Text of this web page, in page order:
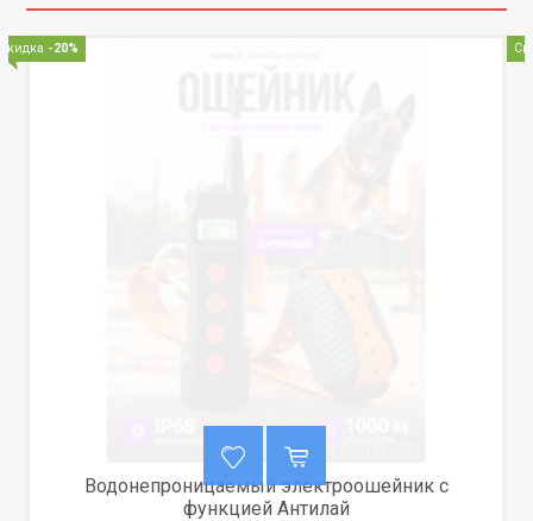
Скидка -20%
Водонепроницаемый электроошейник с
функцией Антилай